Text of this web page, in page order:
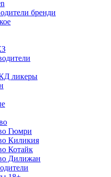
бренди
ликеры
Гюмри
Киликия
Котайк
Дилижан